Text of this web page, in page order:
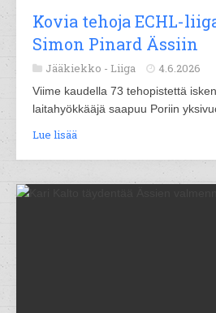
Kovia tehoja ECHL-
Simon Pinard Ässiin
Jääkiekko - Liiga 4.6.2026
Viime kaudella 73 tehopistettä
laitahyökkääjä saapuu Poriin
Lue lisää